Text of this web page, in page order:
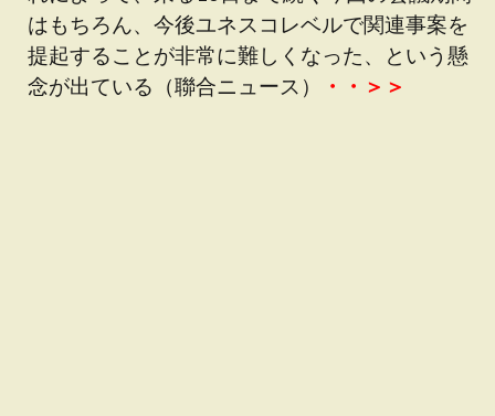
はもちろん、今後ユネスコレベルで関連事案を
提起することが非常に難しくなった、という懸
念が出ている（聯合ニュース）
・・＞＞